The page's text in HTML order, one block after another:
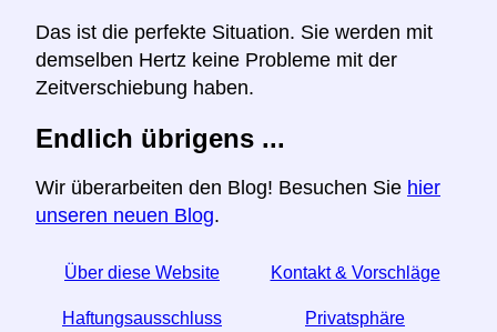
Das ist die perfekte Situation. Sie werden mit
demselben Hertz keine Probleme mit der
Zeitverschiebung haben.
Endlich übrigens ...
Wir überarbeiten den Blog! Besuchen Sie hier
unseren neuen Blog.
Über diese Website Kontakt & Vorschläge
Haftungsausschluss Privatsphäre